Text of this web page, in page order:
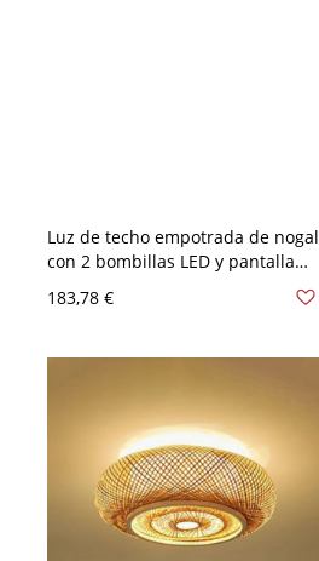
Luz de techo empotrada de nogal
con 2 bombillas LED y pantalla
Redondo 40,64 cm Natural
183,78 €